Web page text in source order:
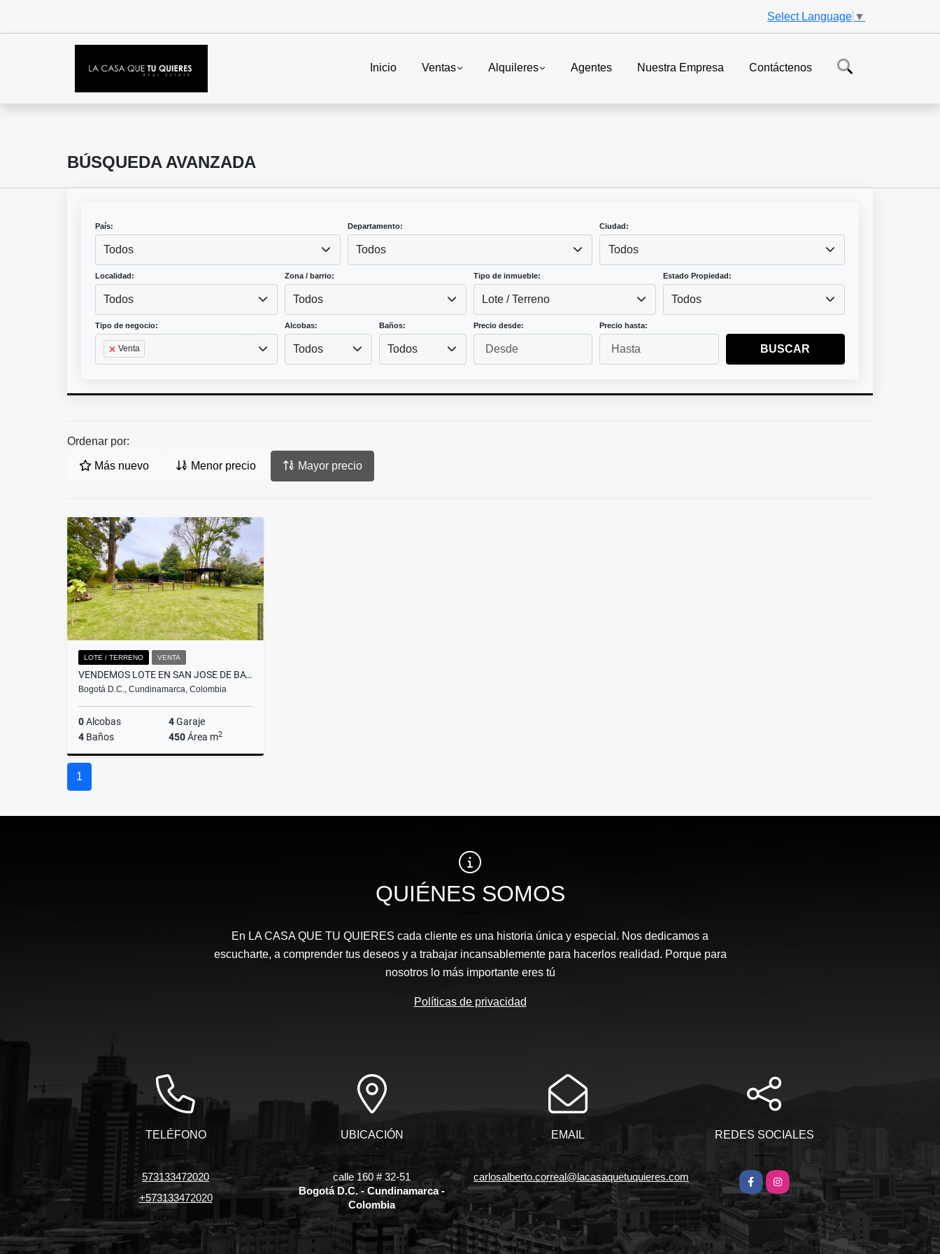
Select Language ▼
Inicio Ventas Alquileres Agentes Nuestra Empresa Contáctenos
BÚSQUEDA AVANZADA
País:
Todos
Departamento:
Todos
Ciudad:
Todos
Localidad:
Todos
Zona / barrio:
Todos
Tipo de inmueble:
Lote / Terreno
Estado Propiedad:
Todos
Tipo de negocio:
Venta
Alcobas:
Todos
Baños:
Todos
Precio desde: Precio hasta:
BUSCAR
Ordenar por:
Más nuevo Menor precio Mayor precio
LOTE / TERRENO VENTA
VENDEMOS LOTE EN SAN JOSE DE BAVARIA
Bogotá D.C., Cundinamarca, Colombia
0Alcobas 4Garaje
4 Baños 450Área m2
1
QUIÉNES SOMOS
En LA CASA QUE TU QUIERES cada cliente es una historia única y especial. Nos dedicamos a
escucharte, a comprender tus deseos y a trabajar incansablemente para hacerlos realidad. Porque para
nosotros lo más importante eres tú
Políticas de privacidad
TELÉFONO
573133472020
+573133472020
UBICACIÓN
calle 160 # 32-51
Bogotá D.C. - Cundinamarca -
Colombia
EMAIL
carlosalberto.correal@lacasaquetuquieres.com
REDES SOCIALES
Facebook
Instagram